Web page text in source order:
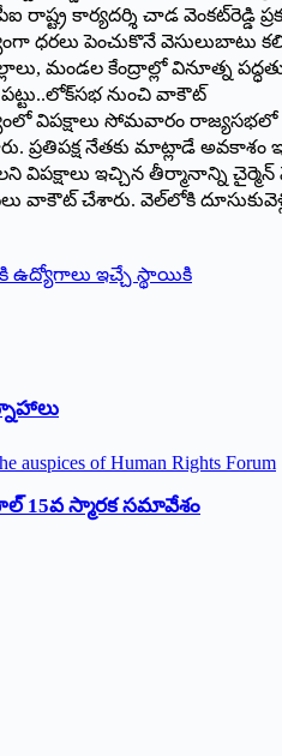
రాష్ట్ర కార్యదర్శి చాడ వెంకట్‌రెడ్డి
ధరలు పెంచుకొనే వెసులుబాటు
మండల కేంద్రాల్లో వినూత్న
నుంచి వాకౌట్‌
విపక్షాలు సోమవారం
ప్రతిపక్ష నేతకు మాట్లాడే
విపక్షాలు ఇచ్చిన తీర్మానాన్ని
వాకౌట్‌ ‌చేశారు. వెల్‌లోకి
ఉద్యోగాలు ఇచ్చే స్థాయికి
15వ స్మారక సమావేశం